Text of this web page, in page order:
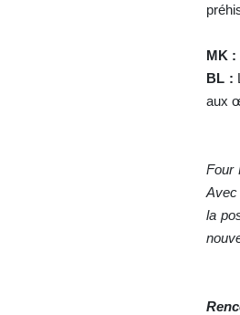
MK :
BL :
aux
Four
Avec
la